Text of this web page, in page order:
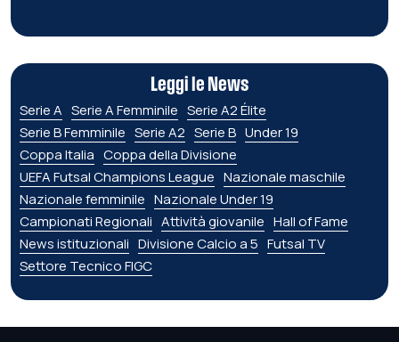
Leggi le News
Serie A Serie A Femminile Serie A2 Élite
Serie B Femminile Serie A2 Serie B Under 19
Coppa Italia Coppa della Divisione
UEFA Futsal Champions League Nazionale maschile
Nazionale femminile Nazionale Under 19
Campionati Regionali Attività giovanile Hall of Fame
News istituzionali Divisione Calcio a 5 Futsal TV
Settore Tecnico FIGC